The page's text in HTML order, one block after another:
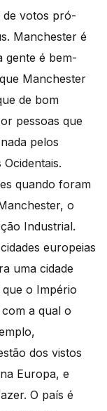
de votos pró-
Manchester é
gente é bem-
Manchester
de bom
pessoas que
pelos
quando foram
o
Industrial.
europeias
uma cidade
o Império
a qual o
dos vistos
Europa, e
O país é